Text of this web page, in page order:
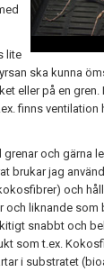
lite
ska kunna
eller på en
finns
och gärna
brukar jag
och
och liknande
snabbt och
som t.ex.
i substratet